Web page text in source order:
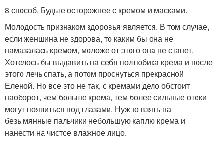
8 способ. Будьте осторожнее с кремом и масками.
Молодость признаком здоровья является. В том случае,
если женщина не здорова, то каким бы она не
намазалась кремом, моложе от этого она не станет.
Хотелось бы выдавить на себя полтюбика крема и после
этого лечь спать, а потом проснуться прекрасной
Еленой. Но все это не так, с кремами дело обстоит
наоборот, чем больше крема, тем более сильные отеки
могут появиться под глазами. Нужно взять на
безымянные пальчики небольшую каплю крема и
нанести на чистое влажное лицо.